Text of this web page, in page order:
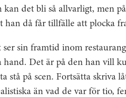
kan det bli så allvarligt, men
han då får tillfälle att plocka
sin framtid inom
Det är på den han vill
på scen. Fortsätta skriva
än vad de var för tio,